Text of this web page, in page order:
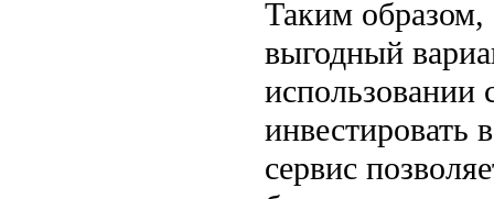
Таким образом,
выгодный
использовании
инвестировать
сервис